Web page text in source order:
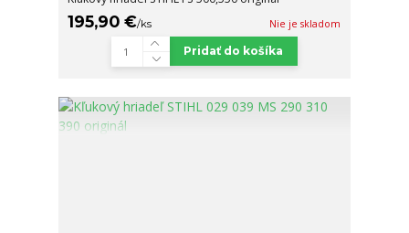
195,90 €/ks Nie je skladom
Pridať do košíka